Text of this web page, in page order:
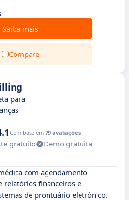
Saiba mais
Compare
para
Com base em 79 avaliações
gratuito
Demo gratuita
com agendamento
relatórios financeiros e
de prontuário eletrônico.